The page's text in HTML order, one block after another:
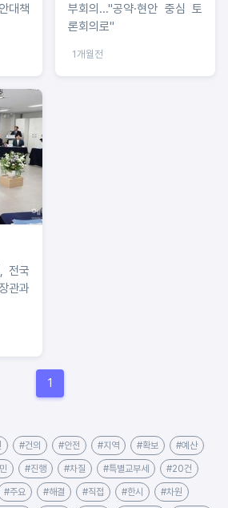
대책
부회의..."공약·현안 중심 토
론회의로"
1개월전
전국
관과
1
#건의 #안전 #지역 #확보 #예산
#진행 #차질 #특별교부세 #20건
#주요 #해결 #직접 #한시 #차원